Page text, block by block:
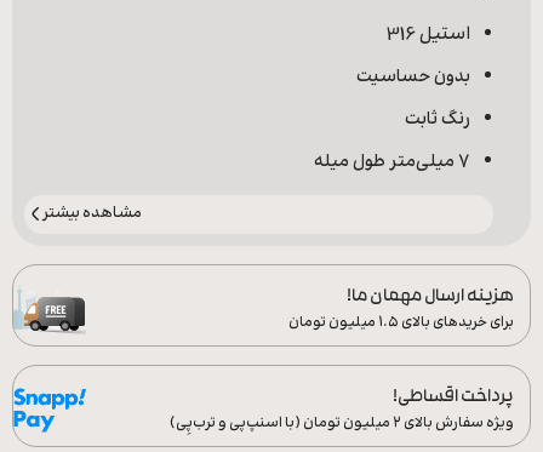
استیل 316
بدون حساسیت
رنگ ثابت
7 میلی‌متر طول میله
مشاهده بیشتر
هزینه ارسال مهمان ما!
برای خریدهای بالای ۱.۵ میلیون تومان
پرداخت اقساطی!
ویژه سفارش‌ بالای ۲ میلیون تومان (با اسنپ‌پی و ترب‌پِی)